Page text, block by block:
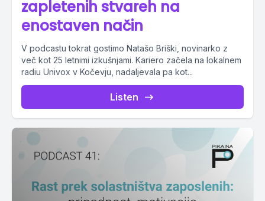
zapletenih stvareh na
enostaven način
V podcastu tokrat gostimo Natašo Briški, novinarko z
več kot 25 letnimi izkušnjami. Kariero začela na lokalnem
radiu Univox v Kočevju, nadaljevala pa kot...
Listen